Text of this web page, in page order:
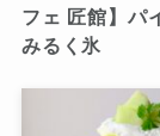
フェ 匠館】パ
みるく氷